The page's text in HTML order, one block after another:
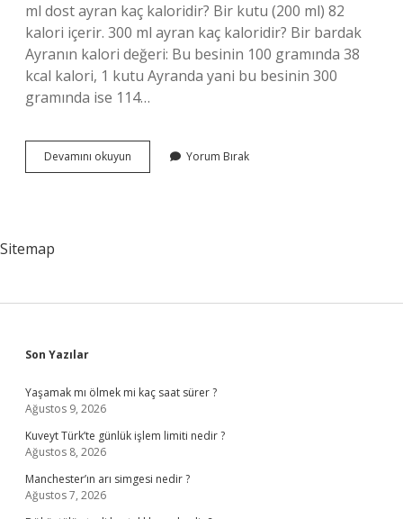
ml dost ayran kaç kaloridir? Bir kutu (200 ml) 82
kalori içerir. 300 ml ayran kaç kaloridir? Bir bardak
Ayranın kalori değeri: Bu besinin 100 gramında 38
kcal kalori, 1 kutu Ayranda yani bu besinin 300
gramında ise 114…
Devamını okuyun
Ml
Yorum Bırak
Sitemap
Sidebar
Son Yazılar
Yaşamak mı ölmek mi kaç saat sürer ?
Ağustos 9, 2026
Kuveyt Türk’te günlük işlem limiti nedir ?
Ağustos 8, 2026
Manchester’ın arı simgesi nedir ?
Ağustos 7, 2026